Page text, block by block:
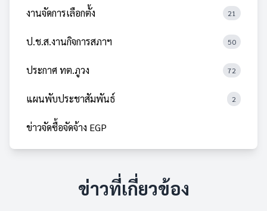
งานจัดการเลือกตั้ง 21
ป.ช.ส.งานกิจการสภาฯ 50
ประกาศ ทต.ภูวง 72
แผนพับประชาสัมพันธ์ 2
ข่าวจัดซื้อจัดจ้าง EGP
ข่าวที่เกี่ยวข้อง